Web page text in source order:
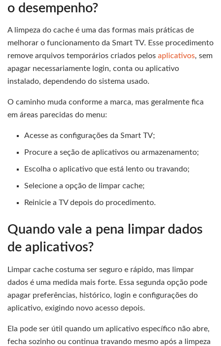
o desempenho?
A limpeza do cache é uma das formas mais práticas de
melhorar o funcionamento da Smart TV. Esse procedimento
remove arquivos temporários criados pelos aplicativos, sem
apagar necessariamente login, conta ou aplicativo
instalado, dependendo do sistema usado.
O caminho muda conforme a marca, mas geralmente fica
em áreas parecidas do menu:
Acesse as configurações da Smart TV;
Procure a seção de aplicativos ou armazenamento;
Escolha o aplicativo que está lento ou travando;
Selecione a opção de limpar cache;
Reinicie a TV depois do procedimento.
Quando vale a pena limpar dados
de aplicativos?
Limpar cache costuma ser seguro e rápido, mas limpar
dados é uma medida mais forte. Essa segunda opção pode
apagar preferências, histórico, login e configurações do
aplicativo, exigindo novo acesso depois.
Ela pode ser útil quando um aplicativo específico não abre,
fecha sozinho ou continua travando mesmo após a limpeza